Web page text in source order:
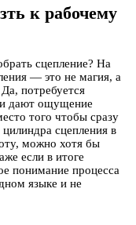
к рабочему
сцепление? На
— это не магия, а
потребуется
дают ощущение
того чтобы сразу
сцепления в
можно хотя бы
если в итоге
понимание процесса
языке и не